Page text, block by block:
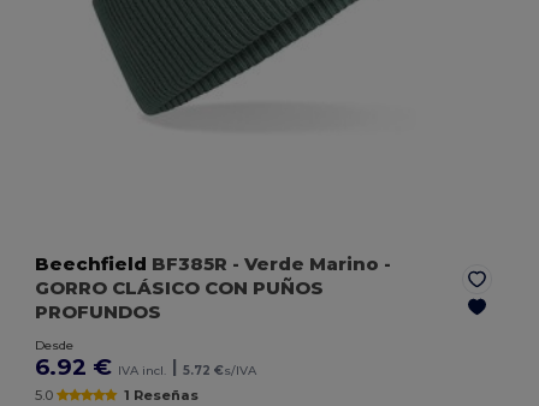
Beechfield BF385R - Verde Marino -
GORRO CLÁSICO CON PUÑOS
PROFUNDOS
Desde
6.92 € IVA incl. 5.72 €s/IVA
5.0 1 Reseñas